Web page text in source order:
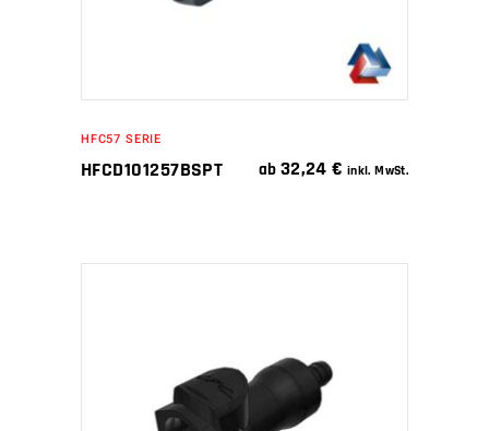
HFC57 SERIE
HFCD101257BSPT ab 32,24€ inkl. MwSt.
IN DEN WARENKORB